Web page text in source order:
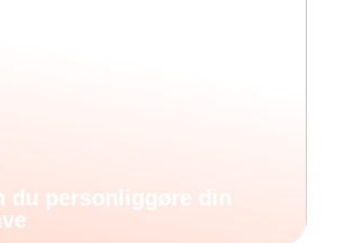
du personliggøre din